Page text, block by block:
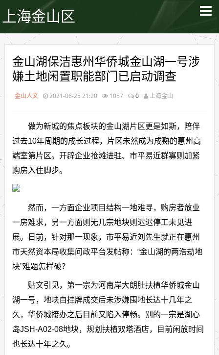
上海金山区
金山湖保洁惠州华侨城金山湖一号涉
嫌土地闲置职能部门已启动调查
金山人文 2021-06-25 21:20 1057 0 上海金山
做为新城的焦点板块的金山湖片区更是如斯，陪伴
过去10年周期的成长过程，片区未然成为成熟的惠州高
端室第片区。开辟企业抢滩进驻、市平易近群寡则加紧
购房入住脚步。
然而，一方面企业项目结构一地难寻，购房者放业
一房难求，另一方面则无几宗地块则迟迟停工未见进
展。日前，针对那一现象，市平易近刘先生就正在惠州
市天然资本局收集问政平台发帖称：“金山湖的两浩劫地
块”难题怎样破？
贴文引见，第一宗为河南岸大朗肚扶植华侨城金山
湖一号，地块自挂牌成交后未涉嫌囤地长达十几年之
久，华侨城接办之后目前又陷入停畅。别的一宗是湖心
岛JSH-A02-08地块，规划扶植双塔酒店，目前闲放时间
也长达十年之久。